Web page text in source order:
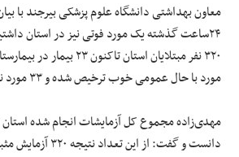
معاون بهداشتی دانشگاه علوم پزشکی بیرجند با
۲۴ساعت گذشته یک مورد فوتی نیز در استان
مورد با حال عمومی خوب ترخیص شده و ۳۳ مورد نیز فوت کرده‌اند.